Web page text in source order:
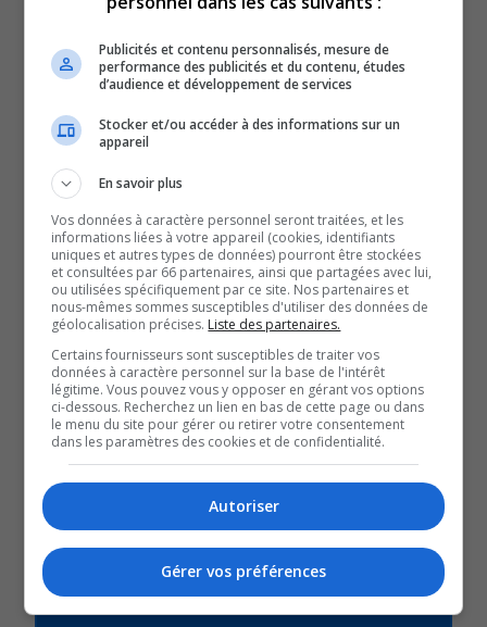
Gilles Chapadeau, se réjouit de voir sa ville briller dans le
recensement.
D’un point de vue personnel, l’élu a lui-même choisi de
régions du Québec, en Ontario, et même au Panama,
pour des raisons professionnelles.
La Maison de la famille de Rouyn-Noranda rappelle que
la localité a été reconnue « municipalité amie des
enfants », l’automne dernier.
La directrice, Karine Lavallée, soutient aussi que l’offre
culturelle variée et l’accès aux loisirs sont des atouts
majeurs.
Il y a encore du travail à faire, pour améliorer l’attractivité
de Rouyn-Noranda.
Le maire soutient qu’il faut continuer d’augmenter les
infrastructures, comme ajouter un complexe sportif, et
de son côté, la Maison de la famille soutient qu’il faut
augmenter le nombre de places en garderie.
QUESTION DU JOUR
Publicités et contenu personnalisés, mesure de
performance des publicités et du contenu, études
d’audience et développement de services
Stocker et/ou accéder à des informations sur un
appareil
En savoir plus
Vos données à caractère personnel seront traitées, et les
informations liées à votre appareil (cookies, identifiants
uniques et autres types de données) pourront être stockées
et consultées par 66 partenaires, ainsi que partagées avec lui,
ou utilisées spécifiquement par ce site. Nos partenaires et
nous-mêmes sommes susceptibles d'utiliser des données de
géolocalisation précises. Liste des partenaires.
Certains fournisseurs sont susceptibles de traiter vos
données à caractère personnel sur la base de l'intérêt
légitime. Vous pouvez vous y opposer en gérant vos options
ci-dessous. Recherchez un lien en bas de cette page ou dans
le menu du site pour gérer ou retirer votre consentement
dans les paramètres des cookies et de confidentialité.
Autoriser
Gérer vos préférences